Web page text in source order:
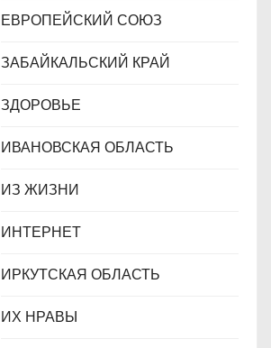
ЕВРОПЕЙСКИЙ СОЮЗ
ЗАБАЙКАЛЬСКИЙ КРАЙ
ЗДОРОВЬЕ
ИВАНОВСКАЯ ОБЛАСТЬ
ИЗ ЖИЗНИ
ИНТЕРНЕТ
ИРКУТСКАЯ ОБЛАСТЬ
ИХ НРАВЫ